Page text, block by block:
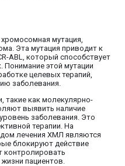
мутация,
Эта мутация приводит к
ABL, который способствует
этой мутации
целевых терапий,
заболевания.
такие как молекулярно-
выявить наличие
заболевания. Это
терапии. На
лечения ХМЛ являются
блокируют действие
контролировать
пациентов.